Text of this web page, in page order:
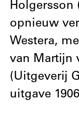
Holgersson
opnieuw
Westera,
van Martijn
(Uitgeverij
uitgave